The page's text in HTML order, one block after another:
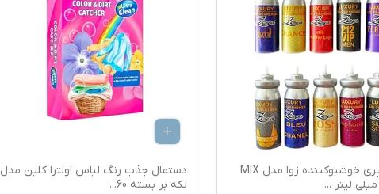
یدک اسپری خوشبوکننده زوا مدل MIX
...
دستمال جذب رنگ لباس اولترا کلین مدل
لکه بر بسته 60
...